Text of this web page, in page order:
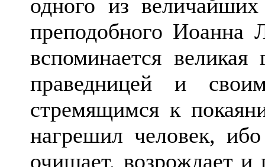
одного из
преподобного Иоанна
вспоминается
праведницей и
стремящимся к
нагрешил человек,
очищает, возрождает и